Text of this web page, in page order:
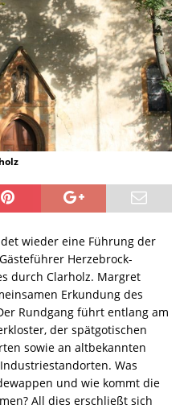
wieder eine Führung der
Herzebrock-
durch Clarholz. Margret
Erkundung des
Rundgang führt entlang am
der spätgotischen
sowie an altbekannten
Was
und wie kommt die
All dies erschließt sich